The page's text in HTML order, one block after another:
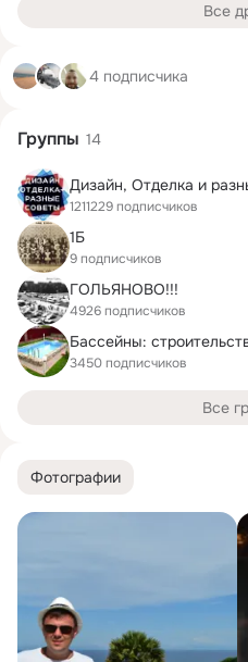
Фотографии
Все
4 подписчика
Группы 14
Дизайн, Отделка и
1211229 подписчиков
1Б
9 подписчиков
ГОЛЬЯНОВО!!!
4926 подписчиков
Бассейны:
3450 подписчиков
Все